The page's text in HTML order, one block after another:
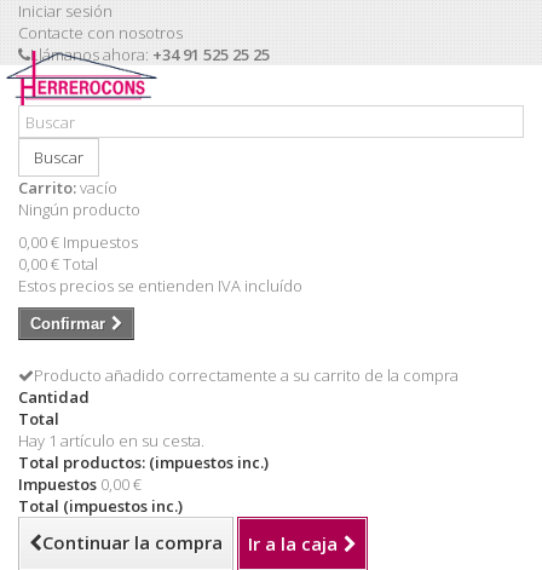
Iniciar sesión
Contacte con nosotros
Llámanos ahora: +34 91 525 25 25
Buscar
Carrito:vacío
Ningún producto
0,00 € Impuestos
0,00 €Total
Estos precios se entienden IVA incluído
Confirmar
Producto añadido correctamente a su carrito de la compra
Cantidad
Total
Hay 1 artículo en su cesta.
Total productos: (impuestos inc.)
Impuestos 0,00 €
Total (impuestos inc.)
Continuar la compra Ir a la caja